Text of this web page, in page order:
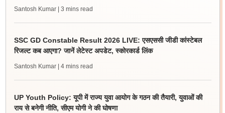
Santosh Kumar | 3 mins read
SSC GD Constable Result 2026 LIVE: एसएससी जीडी कांस्टेबल
रिजल्ट कब आएगा? जानें लेटेस्ट अपडेट, स्कोरकार्ड लिंक
Santosh Kumar | 4 mins read
UP Youth Policy: यूपी में राज्य युवा आयोग के गठन की तैयारी, युवाओं की
राय से बनेगी नीति, सीएम योगी ने की घोषणा